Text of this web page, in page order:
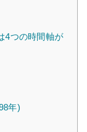
4つの時間軸が
年)